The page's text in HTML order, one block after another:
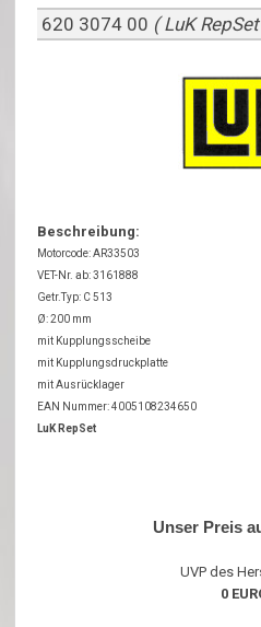
620 3074 00 ( LuK
Beschreibung:
Motorcode: AR33503
VET-Nr. ab: 3161888
Getr.Typ: C 513
Ø: 200 mm
mit Kupplungsscheibe
mit Kupplungsdruckplatte
mit Ausrücklager
EAN Nummer: 4005108234650
LuK RepSet
Unser Preis
UVP des
0